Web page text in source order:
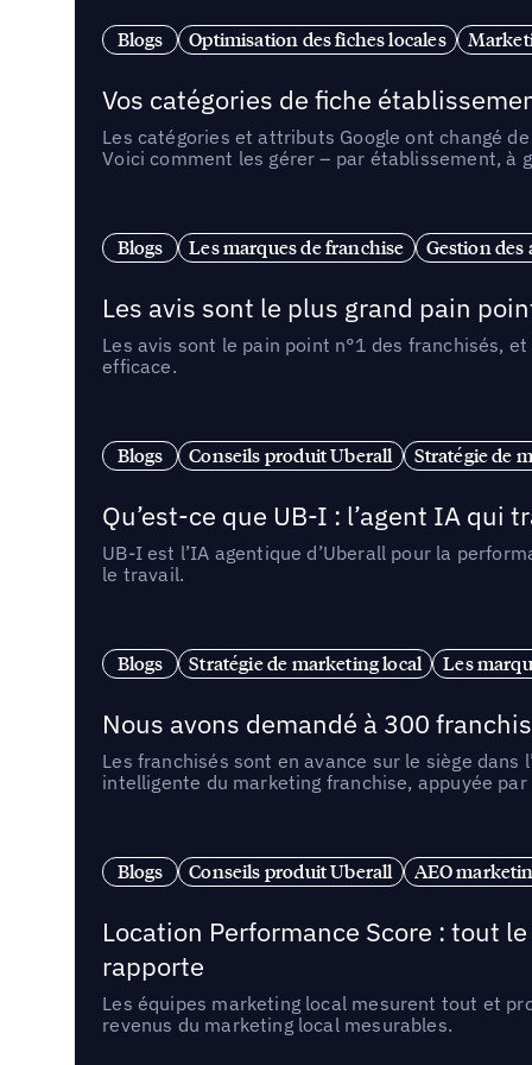
Blogs Optimisation des fiches locales
Vos catégories de fiche
Les catégories et attributs Google ont changé
Voici comment les gérer – par établissement, à
Blogs Les marques de franchise Gestion des
Les avis sont le plus grand pain
Les avis sont le pain point n°1 des franchisés,
efficace.
Blogs Conseils produit Uberall Stratégie de
Qu’est-ce que UB-I : l’agent IA
UB-I est l’IA agentique d’Uberall pour la
le travail.
Blogs Stratégie de marketing local Les
Nous avons demandé à 300
Les franchisés sont en avance sur le siège
intelligente du marketing franchise, appuyée
Blogs Conseils produit Uberall AEO
Location Performance Score : tout
rapporte
Les équipes marketing local mesurent tout et
revenus du marketing local mesurables.